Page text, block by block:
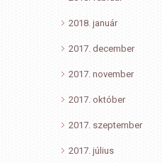
2018. január
2017. december
2017. november
2017. október
2017. szeptember
2017. július